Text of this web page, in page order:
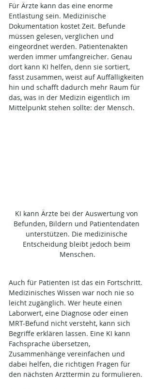
Für Ärzte kann das eine enorme
Entlastung sein. Medizinische
Dokumentation kostet Zeit. Befunde
müssen gelesen, verglichen und
eingeordnet werden. Patientenakten
werden immer umfangreicher. Genau
dort kann KI helfen, denn sie sortiert,
fasst zusammen, weist auf Auffälligkeiten
hin und schafft dadurch mehr Raum für
das, was in der Medizin eigentlich im
Mittelpunkt stehen sollte: der Mensch.
KI kann Ärzte bei der Auswertung von
Befunden, Bildern und Patientendaten
unterstützen. Die medizinische
Entscheidung bleibt jedoch beim
Menschen.
Auch für Patienten ist das ein Fortschritt.
Medizinisches Wissen war noch nie so
leicht zugänglich. Wer heute einen
Laborwert, eine Diagnose oder einen
MRT-Befund nicht versteht, kann sich
Begriffe erklären lassen. Eine KI kann
Fachsprache übersetzen,
Zusammenhänge vereinfachen und
dabei helfen, die richtigen Fragen für
den nächsten Arzttermin zu formulieren.